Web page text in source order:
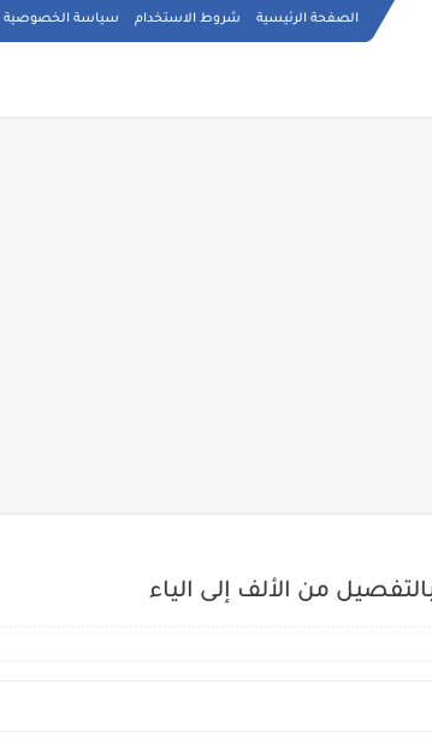
الصفحة الرئيسية شروط الاستخدام سياسة الخصوصية
من الألف إلى الياء